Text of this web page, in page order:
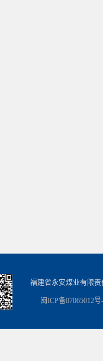
福建省永安煤业有限责
闽ICP备07065012号